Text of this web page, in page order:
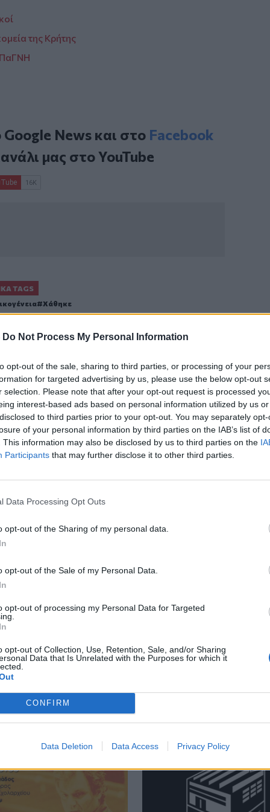
Do Not Process My Personal Information
opt-out of the sale, sharing to third parties, or processing of your
for targeted advertising by us, please use the below opt-out
selection. Please note that after your opt-out request is processed
interest-based ads based on personal information utilized by us
to third parties prior to your opt-out. You may separately
of your personal information by third parties on the IAB’s list of
This information may also be disclosed by us to third parties on the
Participants that may further disclose it to other third parties.
Data Processing Opt Outs
opt-out of the Sharing of my personal data.
opt-out of the Sale of my Personal Data.
opt-out of processing my Personal Data for Targeted
opt-out of Collection, Use, Retention, Sale, and/or Sharing
Data that Is Unrelated with the Purposes for which it
CONFIRM
Data Deletion Data Access Privacy Policy
της Κρήτης
ΠαΓΝΗ
Google Newsκαι στο Facebook
μας στοYouTube
TAGS
Χάθηκε
του CRETALIVE
ΕΊΔΗΣΗ
δίκτυα
στα κοινωνικά δίκτυα
σε βάρος δύο ανδρών
Ρέθυμνο - Δικογραφία σε βάρος δύο ανδρών
Εκ περιτροπής η κυκλοφορία έξω από το ΙΤΕ λόγω των
10:36
Εκ περιτροπής η κυκλοφορία έξω
Εκ περιτροπής η κυκλοφορία έξω